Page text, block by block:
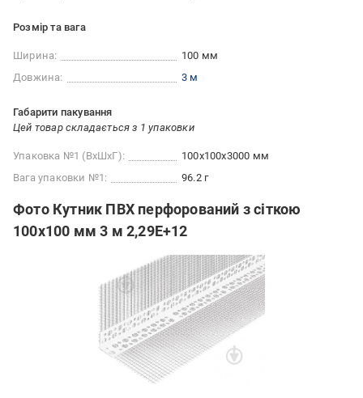
Розмір та вага
Ширина:
100 мм
Довжина:
3 м
Габарити пакування
Цей товар складається з 1 упаковки
Упаковка №1 (ВхШхГ):
100x100x3000 мм
Вага упаковки №1:
96.2 г
Фото Кутник ПВХ перфорований з сіткою
100х100 мм 3 м 2,29E+12